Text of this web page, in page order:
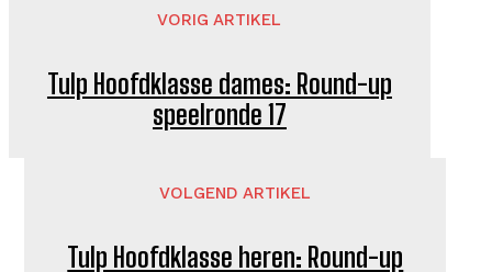
VORIG ARTIKEL
Tulp Hoofdklasse dames: Round-up
speelronde 17
VOLGEND ARTIKEL
Tulp Hoofdklasse heren: Round-up